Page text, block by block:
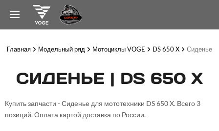
Главная Модельный ряд Мотоциклы VOGE DS 650 X Сиденье
СИДЕНЬЕ | DS 650 X
Купить запчасти - Сиденье для мототехники DS 650 X. Всего 3
позиций. Оплата картой доставка по России.